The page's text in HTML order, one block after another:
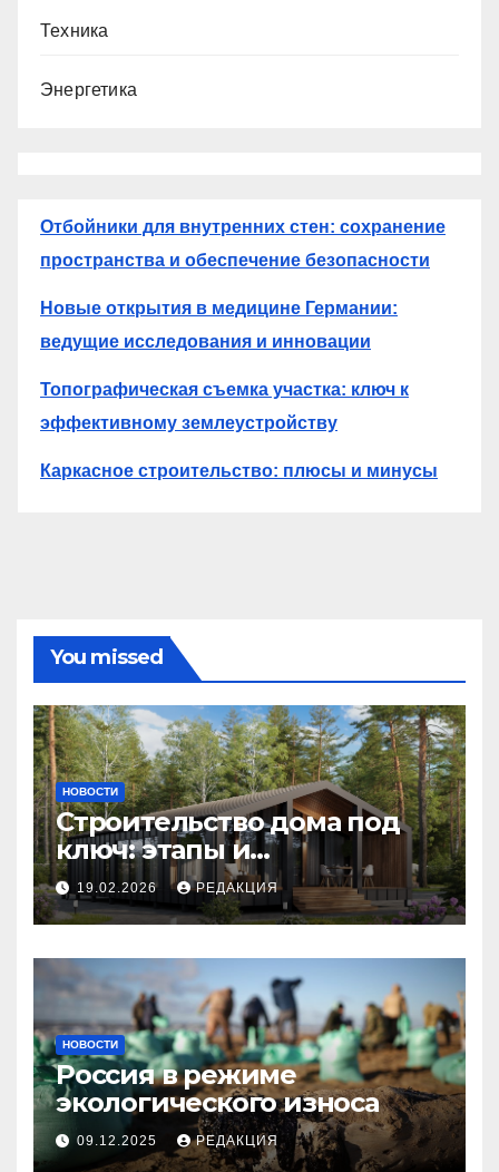
Техника
Энергетика
Отбойники для внутренних стен: сохранение
пространства и обеспечение безопасности
Новые открытия в медицине Германии:
ведущие исследования и инновации
Топографическая съемка участка: ключ к
эффективному землеустройству
Каркасное строительство: плюсы и минусы
You missed
НОВОСТИ
Строительство дома под
ключ: этапы и
планирование бюджета
19.02.2026 РЕДАКЦИЯ
НОВОСТИ
Россия в режиме
экологического износа
09.12.2025 РЕДАКЦИЯ